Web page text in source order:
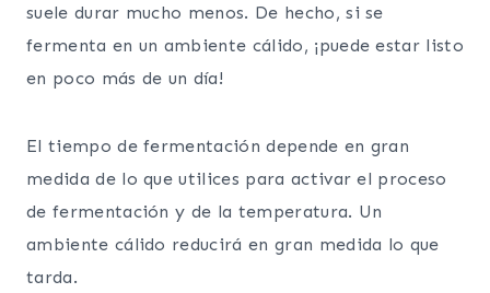
suele durar mucho menos. De hecho, si se
fermenta en un ambiente cálido, ¡puede estar listo
en poco más de un día!
El tiempo de fermentación depende en gran
medida de lo que utilices para activar el proceso
de fermentación y de la temperatura. Un
ambiente cálido reducirá en gran medida lo que
tarda.